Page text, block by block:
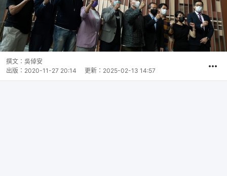
撰文： 吳倬安
出版： 2020-11-27 20:14 更新： 2025-02-13 14:57